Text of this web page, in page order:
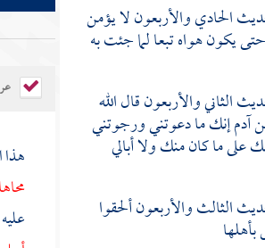
الحادي والأربعون لا يؤمن
يكون هواه تبعا لما جئت به
الثاني والأربعون قال الله
آدم إنك ما دعوتني ورجوتني
ما كان منك ولا أبالي
الثالث والأربعون ألحقوا